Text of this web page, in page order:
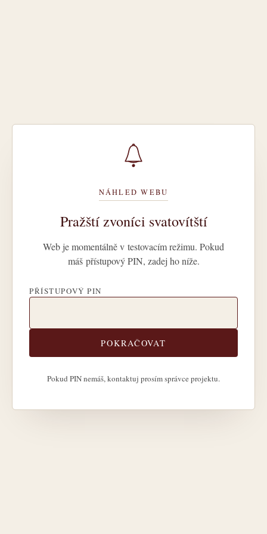
NÁHLED WEBU
Pražští zvoníci svatovítští
Web je momentálně v testovacím režimu. Pokud
máš přístupový PIN, zadej ho níže.
PŘÍSTUPOVÝ PIN
POKRAČOVAT
Pokud PIN nemáš, kontaktuj prosím správce projektu.